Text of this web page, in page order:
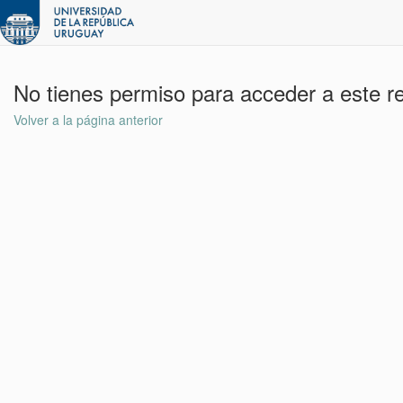
No tienes permiso para acceder a este
Volver a la página anterior